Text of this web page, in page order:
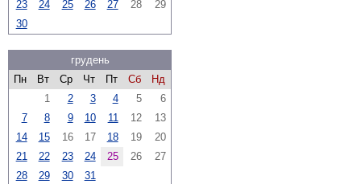
23
24 25 26 27 28
29
30
грудень
Пн
Вт Ср Чт Пт Сб
Нд
1
2 3 4 5
6
7
8 9 10 11 12
13
14
15 16 17 18 19
20
21
22 23 24 25 26
27
28
29 30 31